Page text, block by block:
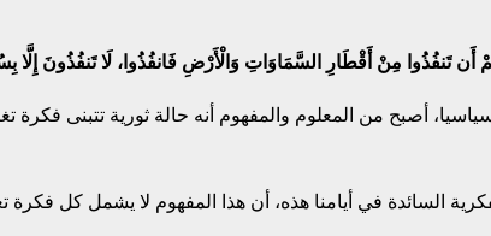
تَنفُذُوا مِنْ أَقْطَارِ السَّمَاوَاتِ وَالْأَرْضِ فَانفُذُوا، لَا تَنفُذُونَ إِلَّا
أصبح من المعلوم والمفهوم أنه حالة ثورية تتبنى
السائدة في أيامنا هذه، أن هذا المفهوم لا يشمل كل